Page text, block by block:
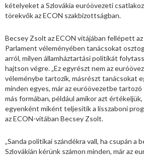
kételyeket a Szlovákia euróövezeti
törekvők az ECON szakbizottságban.
Becsey Zsolt az ECON vitájában fellépett az
Parlament véleményében tanácsokat
arról, milyen államháztartási politikát
hajtson végre. „Ez egyrészt nem az
véleménybe tartozik, másrészt tanácsokat
minden egyes, már az euróövezetbe tartozó
más formában, például amikor azt
egyenként miként teljesítik a lisszaboni
az ECON-vitában Becsey Zsolt.
„Sanda politikai szándékra vall, ha csupán a
Szlovákián kérünk számon minden, már az